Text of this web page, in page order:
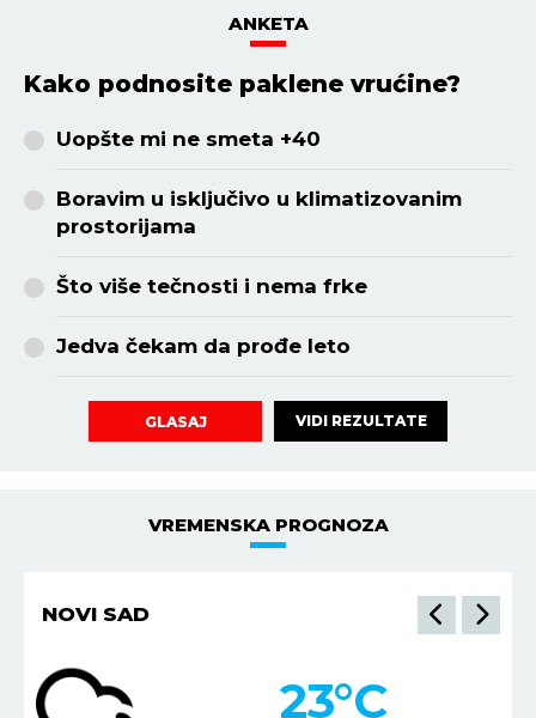
ANKETA
Kako podnosite paklene vrućine?
Uopšte mi ne smeta +40
Boravim u isključivo u klimatizovanim
prostorijama
Što više tečnosti i nema frke
Jedva čekam da prođe leto
GLASAJ VIDI REZULTATE
VREMENSKA PROGNOZA
NOVI SAD
23°C